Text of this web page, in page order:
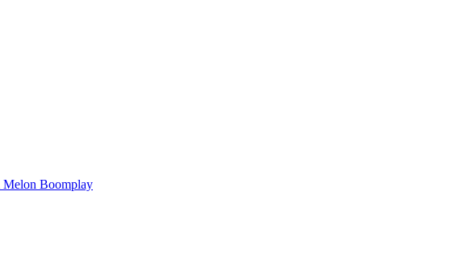
Melon Boomplay